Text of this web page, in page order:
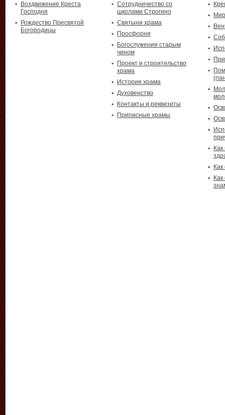
Воздвижение Креста
Господня
Рождество Пресвятой
Богородицы
Сотрудничество со
школами Строгино
Святыни храма
Просфорня
Богослужения старым
чином
Проект и строительство
храма
История храма
Духовенство
Контакты и реквизиты
Приписные храмы
Как